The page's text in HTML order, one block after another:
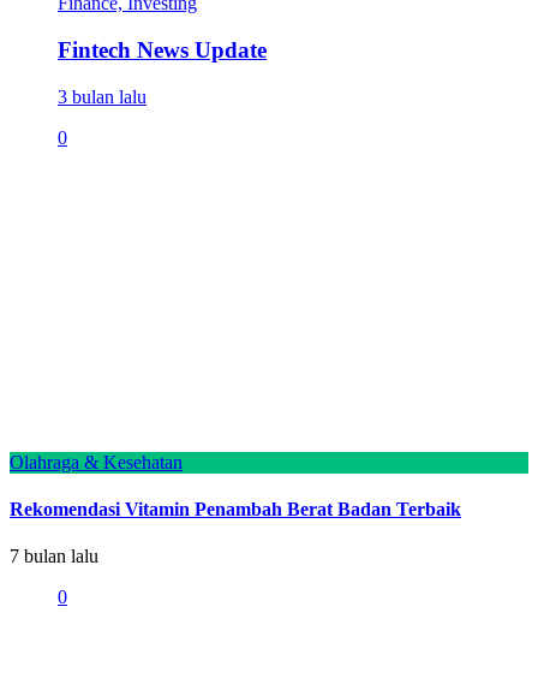
Fintech News Update
3 bulan lalu
0
Olahraga & Kesehatan
Rekomendasi Vitamin Penambah Berat Badan Terbaik
7 bulan lalu
0